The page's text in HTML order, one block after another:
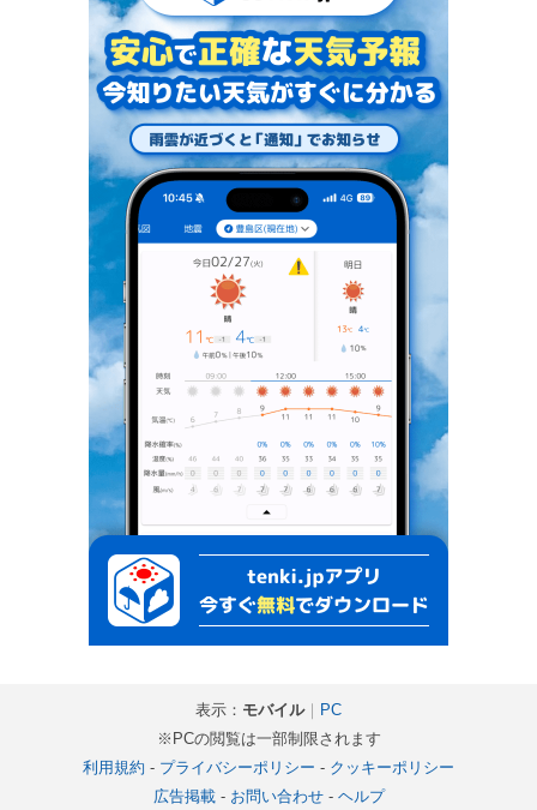
表示： モバイル｜ PC
※PCの閲覧は一部制限されます
利用規約 - プライバシーポリシー - クッキーポリシー
広告掲載- お問い合わせ- ヘルプ